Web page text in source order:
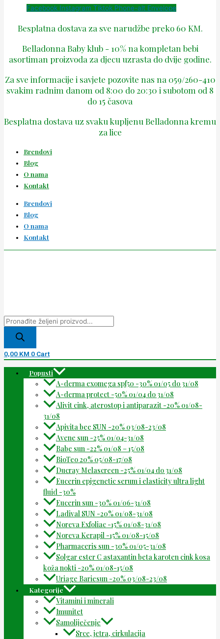
Facebook Instagram Tiktok Phone-alt Envelope
Besplatna dostava za sve narudžbe preko 60 KM.
Belladonna Baby klub - 10% na kompletan bebi
asortiman proizvoda za djecu uzrasta do dvije godine.
Za sve informacije i savjete pozovite nas na 059/260-410
svakim radnim danom od 8:00 do 20:30 i subotom od 8
do 15 časova
Besplatna dostava uz svaku kupljenu Belladonna kremu
za lice
Brendovi
Blog
O nama
Kontakt
Brendovi
Blog
O nama
Kontakt
0,00 KM 0 Cart
Popusti
A-derma exomega spf50 -30% 01/05 do 31/08
A-derma protect -50% 01/04 do 31/08
Alivit cink, aterostop i antiparazit -20% 01/08-
31/08
Apivita bee SUN -20% 03/08-23/08
Avene sun -25% 01/04-31/08
Babe sun -22% 01/08 – 15/08
BioTeo 20% 05/08-17/08
Ducray Melascreen -25% 01/04 do 31/08
Eucerin epigenetic serum i elasticity ultra light
fluid -30%
Eucerin sun -30% 01/06-31/08
Ladival SUN -20% 01/08-31/08
Noreva Exfoliac -15% 01/08-31/08
Noreva Kerapil -15% 01/08-15/08
Pharmaceris sun -30% 01/05-31/08
Solgar ester C astaxantin beta karoten cink kosa
koža nokti -20% 01/08-15/08
Uriage Bariesun -20% 03/08-23/08
Kategorije
Vitamini i minerali
Imunitet
Samoliječenje
Srce, jetra, cirkulacija